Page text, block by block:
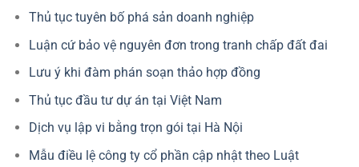
Thủ tục tuyên bố phá sản doanh nghiệp
Luận cứ bảo vệ nguyên đơn trong tranh chấp đất đai
Lưu ý khi đàm phán soạn thảo hợp đồng
Thủ tục đầu tư dự án tại Việt Nam
Dịch vụ lập vi bằng trọn gói tại Hà Nội
Mẫu điều lệ công ty cổ phần cập nhật theo Luật